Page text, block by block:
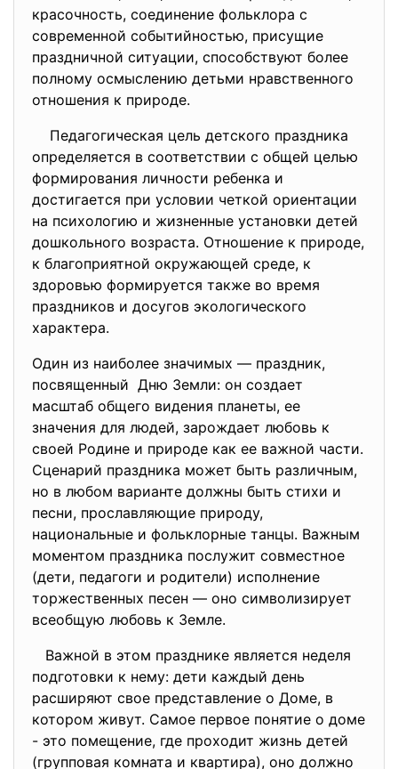
красочность, соединение фольклора с
современной событийностью, присущие
праздничной ситуации, способствуют более
полному осмыслению детьми нравственного
отношения к природе.
Педагогическая цель детского праздника
определяется в соответствии с общей целью
формирования личности ребенка и
достигается при условии четкой ориентации
на психологию и жизненные установки детей
дошкольного возраста. Отношение к природе,
к благоприятной окружающей среде, к
здоровью формируется также во время
праздников и досугов экологического
характера.
Один из наиболее значимых — праздник,
посвященный Дню Земли: он создает
масштаб общего видения планеты, ее
значения для людей, зарождает любовь к
своей Родине и природе как ее важной части.
Сценарий праздника может быть различным,
но в любом варианте должны быть стихи и
песни, прославляющие природу,
национальные и фольклорные танцы. Важным
моментом праздника послужит совместное
(дети, педагоги и родители) исполнение
торжественных песен — оно символизирует
всеобщую любовь к Земле.
Важной в этом празднике является неделя
подготовки к нему: дети каждый день
расширяют свое представление о Доме, в
котором живут. Самое первое понятие о доме
- это помещение, где проходит жизнь детей
(групповая комната и квартира), оно должно